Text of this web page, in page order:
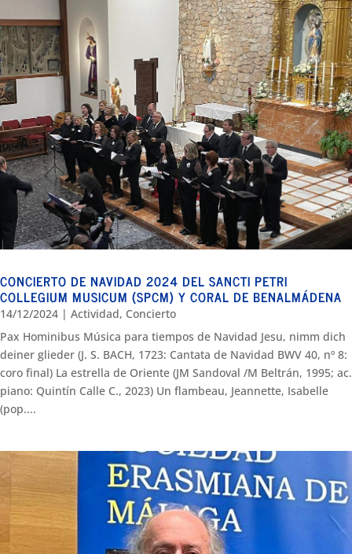
CONCIERTO DE NAVIDAD 2024 DEL SANCTI PETRI
COLLEGIUM MUSICUM (SPCM) Y CORAL DE BENALMÁDENA
14/12/2024 | Actividad, Concierto
Pax Hominibus Música para tiempos de Navidad Jesu, nimm dich
deiner glieder (J. S. BACH, 1723: Cantata de Navidad BWV 40, nº 8:
coro final) La estrella de Oriente (JM Sandoval /M Beltrán, 1995; ac.
piano: Quintín Calle C., 2023) Un flambeau, Jeannette, Isabelle
(pop....